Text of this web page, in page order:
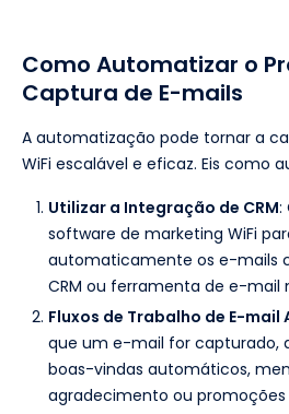
Como Automatizar o
Captura de E-mails
A automatização pode tornar a
WiFi escalável e eficaz. Eis como
Utilizar a Integração de CRM:
software de marketing WiFi
automaticamente os e-mails
CRM ou ferramenta de e-mail
Fluxos de Trabalho de E-
que um e-mail for capturado,
boas-vindas automáticos,
agradecimento ou promoções